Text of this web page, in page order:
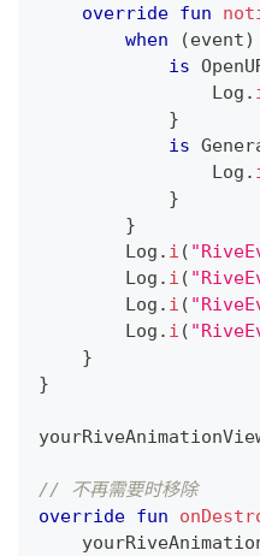
override fun
when
(event)
is
                Log
.
}
is
                Log
.
}
}
        Log
. i (
        Log
. i (
        Log
. i (
        Log
. i (
}
}
// 不再需要时移除
override fun